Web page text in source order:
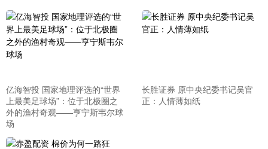
亿海智投 国家地理评选的“世界
上最美足球场”：位于北极圈之
外的渔村奇观——亨宁斯韦尔球
场
长胜证券 原中央纪委书记吴官
正：人情薄如纸